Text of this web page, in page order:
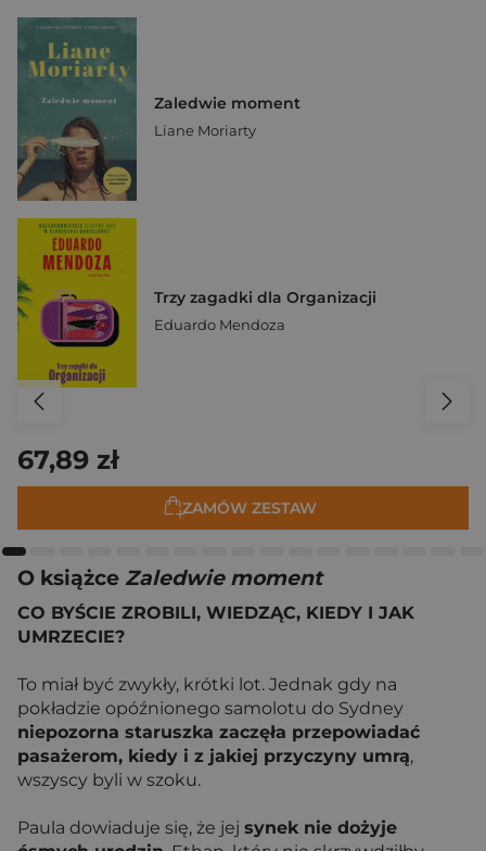
Zaledwie moment
Liane Moriarty
Trzy zagadki dla Organizacji
Eduardo Mendoza
67,89 zł
ZAMÓW ZESTAW
O książce Zaledwie moment
CO BYŚCIE ZROBILI, WIEDZĄC, KIEDY I JAK
UMRZECIE?
To miał być zwykły, krótki lot. Jednak gdy na
pokładzie opóźnionego samolotu do Sydney
niepozorna staruszka zaczęła przepowiadać
pasażerom, kiedy i z jakiej przyczyny umrą,
wszyscy byli w szoku.
Paula dowiaduje się, że jej synek nie dożyje